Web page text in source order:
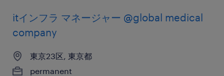
itインフラ マネージャー @global medical
company
東京23区, 東京都
permanent